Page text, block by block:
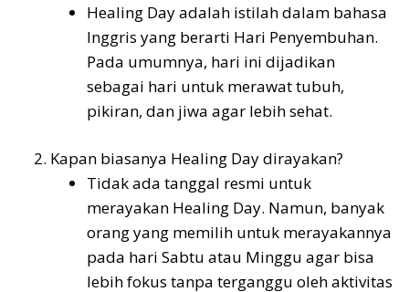
Healing Day adalah istilah dalam bahasa
Inggris yang berarti Hari Penyembuhan.
Pada umumnya, hari ini dijadikan
sebagai hari untuk merawat tubuh,
pikiran, dan jiwa agar lebih sehat.
Kapan biasanya Healing Day dirayakan?
Tidak ada tanggal resmi untuk
merayakan Healing Day. Namun, banyak
orang yang memilih untuk merayakannya
pada hari Sabtu atau Minggu agar bisa
lebih fokus tanpa terganggu oleh aktivitas